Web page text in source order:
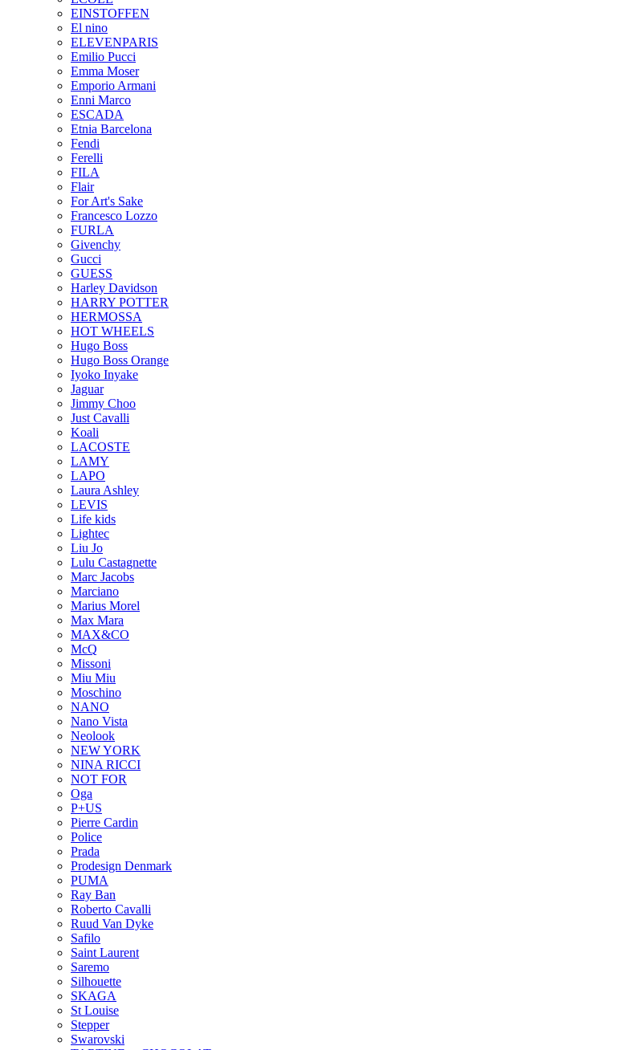
EINSTOFFEN
El nino
ELEVENPARIS
Emilio Pucci
Emma Moser
Emporio Armani
Enni Marco
ESCADA
Etnia Barcelona
Fendi
Ferelli
FILA
Flair
For Art's Sake
Francesco Lozzo
FURLA
Givenchy
Gucci
GUESS
Harley Davidson
HARRY POTTER
HERMOSSA
HOT WHEELS
Hugo Boss
Hugo Boss Orange
Iyoko Inyake
Jaguar
Jimmy Choo
Just Cavalli
Koali
LACOSTE
LAMY
LAPO
Laura Ashley
LEVIS
Life kids
Lightec
Liu Jo
Lulu Castagnette
Marc Jacobs
Marciano
Marius Morel
Max Mara
MAX&CO
McQ
Missoni
Miu Miu
Moschino
NANO
Nano Vista
Neolook
NEW YORK
NINA RICCI
NOT FOR
Oga
P+US
Pierre Cardin
Police
Prada
Prodesign Denmark
PUMA
Ray Ban
Roberto Cavalli
Ruud Van Dyke
Safilo
Saint Laurent
Saremo
Silhouette
SKAGA
St Louise
Stepper
Swarovski